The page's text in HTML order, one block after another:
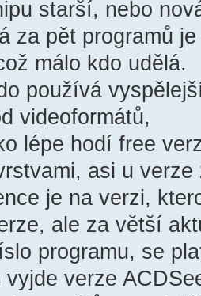
starší, nebo
za pět programů
málo kdo udělá.
používá
videoformátů,
lépe hodí free
asi u
je na verzi,
ale za větší
programu, se
vyjde verze